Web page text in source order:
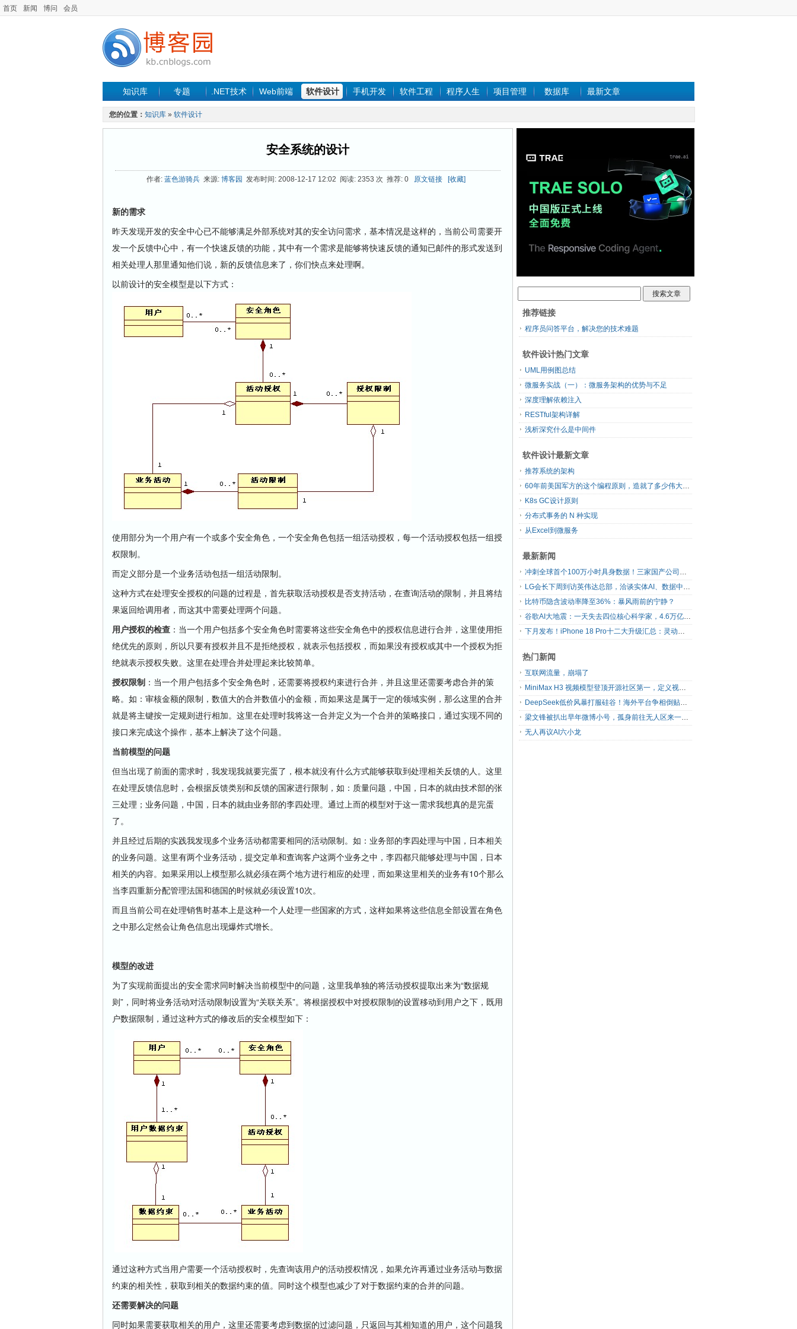
首页 新闻 博问 会员
知识库 专题 .NET技术 Web前端 软件设计 手机开发 软件工程 程序人生 项目管理 数据库 最新文章
您的位置： 知识库 » 软件设计
安全系统的设计
作者: 蓝色游骑兵 来源: 博客园 发布时间: 2008-12-17 12:02 阅读: 2353 次 推荐: 0 原文链接 [收藏]
新的需求
昨天发现开发的安全中心已不能够满足外部系统对其的安全访问需求，基本情况是这样的，当前公司需要开
发一个反馈中心中，有一个快速反馈的功能，其中有一个需求是能够将快速反馈的通知已邮件的形式发送到
相关处理人那里通知他们说，新的反馈信息来了，你们快点来处理啊。
以前设计的安全模型是以下方式：
使用部分为一个用户有一个或多个安全角色，一个安全角色包括一组活动授权，每一个活动授权包括一组授
权限制。
而定义部分是一个业务活动包括一组活动限制。
这种方式在处理安全授权的问题的过程是，首先获取活动授权是否支持活动，在查询活动的限制，并且将结
果返回给调用者，而这其中需要处理两个问题。
用户授权的检查 ：当一个用户包括多个安全角色时需要将这些安全角色中的授权信息进行合并，这里使用拒
绝优先的原则，所以只要有授权并且不是拒绝授权，就表示包括授权，而如果没有授权或其中一个授权为拒
绝就表示授权失败。这里在处理合并处理起来比较简单。
授权限制 ：当一个用户包括多个安全角色时，还需要将授权约束进行合并，并且这里还需要考虑合并的策
略。如：审核金额的限制，数值大的合并数值小的金额，而如果这是属于一定的领域实例，那么这里的合并
就是将主键按一定规则进行相加。这里在处理时我将这一合并定义为一个合并的策略接口，通过实现不同的
接口来完成这个操作，基本上解决了这个问题。
当前模型的问题
但当出现了前面的需求时，我发现我就要完蛋了，根本就没有什么方式能够获取到处理相关反馈的人。这里
在处理反馈信息时，会根据反馈类别和反馈的国家进行限制，如：质量问题，中国，日本的就由技术部的张
三处理；业务问题，中国，日本的就由业务部的李四处理。通过上而的模型对于这一需求我想真的是完蛋
了。
并且经过后期的实践我发现多个业务活动都需要相同的活动限制。如：业务部的李四处理与中国，日本相关
的业务问题。这里有两个业务活动，提交定单和查询客户这两个业务之中，李四都只能够处理与中国，日本
相关的内容。如果采用以上模型那么就必须在两个地方进行相应的处理，而如果这里相关的业务有10个那么
当李四重新分配管理法国和德国的时候就必须设置10次。
而且当前公司在处理销售时基本上是这种一个人处理一些国家的方式，这样如果将这些信息全部设置在角色
之中那么定然会让角色信息出现爆炸式增长。
模型的改进
为了实现前面提出的安全需求同时解决当前模型中的问题，这里我单独的将活动授权提取出来为“数据规
则”，同时将业务活动对活动限制设置为“关联关系”。将根据授权中对授权限制的设置移动到用户之下，既用
户数据限制，通过这种方式的修改后的安全模型如下：
通过这种方式当用户需要一个活动授权时，先查询该用户的活动授权情况，如果允许再通过业务活动与数据
约束的相关性，获取到相关的数据约束的值。同时这个模型也减少了对于数据约束的合并的问题。
还需要解决的问题
同时如果需要获取相关的用户，这里还需要考虑到数据的过滤问题，只返回与其相知道的用户，这个问题我
推荐链接
程序员问答平台，解决您的技术难题
软件设计热门文章
UML用例图总结
微服务实战（一）：微服务架构的优势与不足
深度理解依赖注入
RESTful架构详解
浅析深究什么是中间件
软件设计最新文章
推荐系统的架构
60年前美国军方的这个编程原则，造就了多少伟大的框架
K8s GC设计原则
分布式事务的 N 种实现
从Excel到微服务
最新新闻
冲刺全球首个100万小时具身数据！三家国产公司，联手了
LG会长下周到访英伟达总部，洽谈实体AI、数据中心、自动驾驶合作
比特币隐含波动率降至36%：暴风雨前的宁静？
谷歌AI大地震：一天失去四位核心科学家，4.6万亿美元巨头的重构之路
下月发布！iPhone 18 Pro十二大升级汇总：灵动岛首次缩小、首次2nm芯片
热门新闻
互联网流量，崩塌了
MiniMax H3 视频模型登顶开源社区第一，定义视频模型领域“斩杀线”
DeepSeek低价风暴打服硅谷！海外平台争相倒贴V4 Flash
梁文锋被扒出早年微博小号，孤身前往无人区来一场相当 deep 的 seek 旅行
无人再议AI六小龙